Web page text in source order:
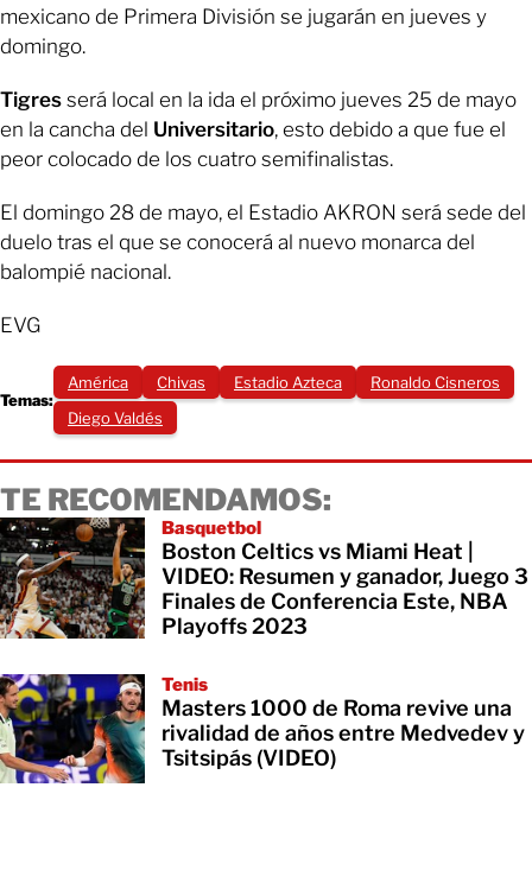
mexicano de Primera División se jugarán en jueves y
domingo.
Tigres será local en la ida el próximo jueves 25 de mayo
en la cancha del Universitario, esto debido a que fue el
peor colocado de los cuatro semifinalistas.
El domingo 28 de mayo, el Estadio AKRON será sede del
duelo tras el que se conocerá al nuevo monarca del
balompié nacional.
EVG
Temas:
América Chivas Estadio Azteca
Ronaldo Cisneros
Diego Valdés
TE RECOMENDAMOS:
Basquetbol
Boston Celtics vs Miami Heat |
VIDEO: Resumen y ganador, Juego 3
Finales de Conferencia Este, NBA
Playoffs 2023
Tenis
Masters 1000 de Roma revive una
rivalidad de años entre Medvedev y
Tsitsipás (VIDEO)